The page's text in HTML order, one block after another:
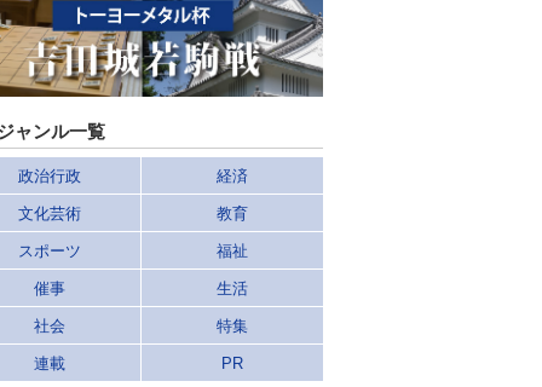
ャンル一覧
政治行政 経済
文化芸術 教育
スポーツ 福祉
催事 生活
社会 特集
連載 PR